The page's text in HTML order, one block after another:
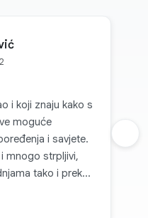
i koji znaju kako s
moguće
i savjete.
mnogo strpljivi,
tako i preko
za takvu